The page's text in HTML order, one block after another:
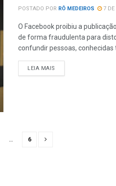
POSTADO POR RÔ MEDEIROS 7 DE
O Facebook proibiu a
de forma fraudulenta para
confundir pessoas, conhecidas
LEIA MAIS
6